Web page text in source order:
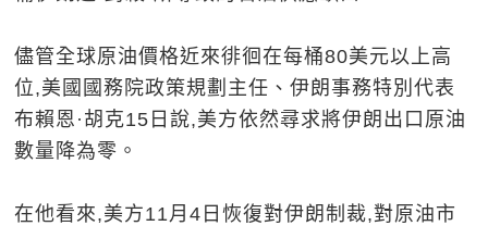
儘管全球原油價格近來徘徊在每桶80美元以上高
位,美國國務院政策規劃主任、伊朗事務特別代表
布賴恩·胡克15日說,美方依然尋求將伊朗出口原油
數量降為零。
在他看來,美方11月4日恢復對伊朗制裁,對原油市